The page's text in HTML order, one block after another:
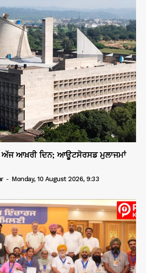
ਅੱਜ ਆਖ਼ਰੀ ਦਿਨ; ਆਊਟਸੋਰਸਡ ਮੁਲਾਜਮਾਂ
- Monday, 10 August 2026, 9:33